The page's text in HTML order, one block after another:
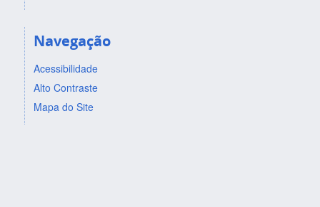
Navegação
Acessibilidade
Alto Contraste
Mapa do Site